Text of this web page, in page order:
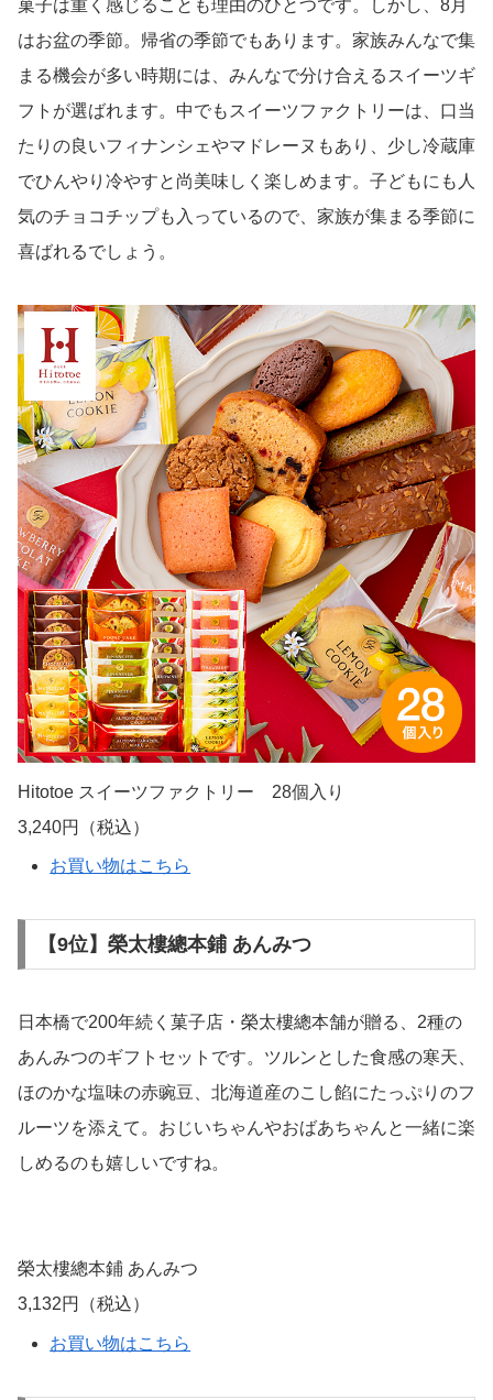
お買い物はこちら
【7位】今治タオル 寿々 紅白タオルセット
紅白の色合いは、昔から日本で親しまれている縁起の良い
色です。毎日の生活の中で使いやすいハンドタオル2枚セ
ットなので、男性や女性に関わらず喜ばれるギフトです。
タオルが重宝します。紅白の色合いに麻模様の縁起づくし
のタオルギフトは、、新築や快気祝いなどの内祝いに人気
のアイテムです。ハンドタオル2枚で1000円以内というの
も選ばれている理由です。
今治タオル 寿々 紅白タオルセット
770円（税込）
お買い物はこちら
【8位】Hitotoe スイーツファクトリー
からのあったかギフトとして人気で、また暑い季節に焼き
菓子は重く感じることも理由のひとつです。しかし、8月
はお盆の季節。帰省の季節でもあります。家族みんなで集